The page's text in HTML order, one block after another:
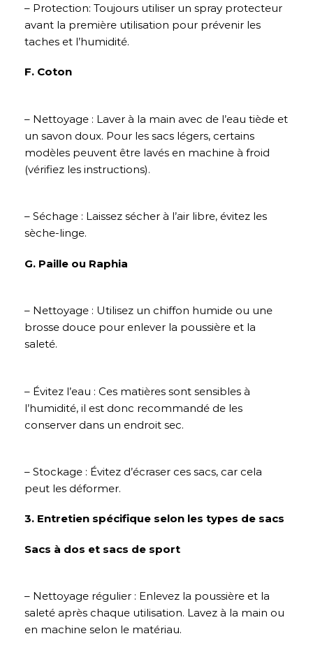
– Protection: Toujours utiliser un spray protecteur
avant la première utilisation pour prévenir les
taches et l’humidité.
F. Coton
– Nettoyage : Laver à la main avec de l’eau tiède et
un savon doux. Pour les sacs légers, certains
modèles peuvent être lavés en machine à froid
(vérifiez les instructions).
– Séchage : Laissez sécher à l’air libre, évitez les
sèche-linge.
G. Paille ou Raphia
– Nettoyage : Utilisez un chiffon humide ou une
brosse douce pour enlever la poussière et la
saleté.
– Évitez l’eau : Ces matières sont sensibles à
l’humidité, il est donc recommandé de les
conserver dans un endroit sec.
– Stockage : Évitez d’écraser ces sacs, car cela
peut les déformer.
3. Entretien spécifique selon les types de sacs
Sacs à dos et sacs de sport
– Nettoyage régulier : Enlevez la poussière et la
saleté après chaque utilisation. Lavez à la main ou
en machine selon le matériau.